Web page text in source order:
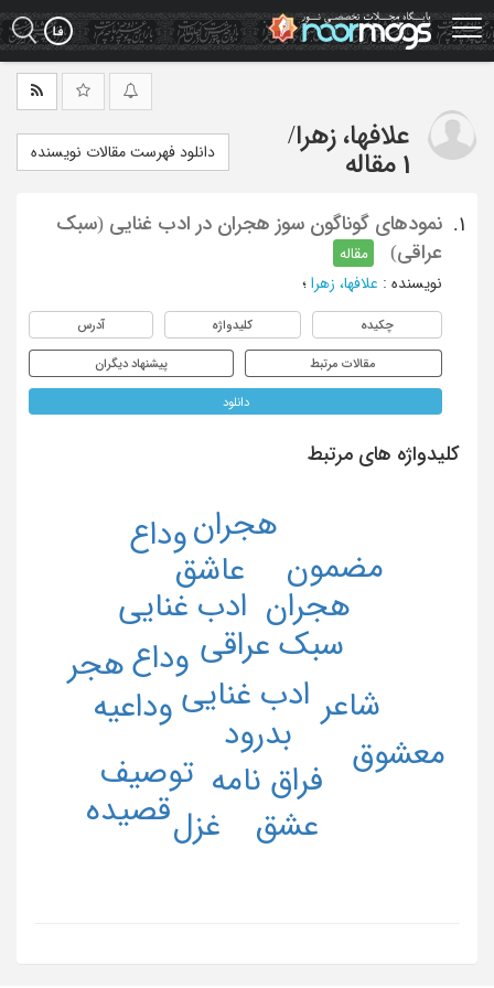
Skip
to
main
علافها، زهرا/
1 مقاله
دانلود فهرست مقالات نویسنده
1.
نمودهای گوناگون سوز هجران در ادب غنایی (سبک
عراقی)
مقاله
نویسنده : علافها، زهرا ؛
چکیده کلیدواژه آدرس
مقالات مرتبط پیشنهاد دیگران
دانلود
کلیدواژه های مرتبط
ادب غنایی
بدرود
سبک عراقی
فراق نامه
هجران
وداع
وداعیه
ادب غنایی
توصیف
شاعر
عاشق
عشق غزلقصیده
مضمون
معشوق
هجر
هجران وداع